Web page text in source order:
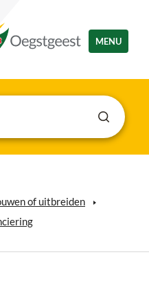
MENU
of uitbreiden